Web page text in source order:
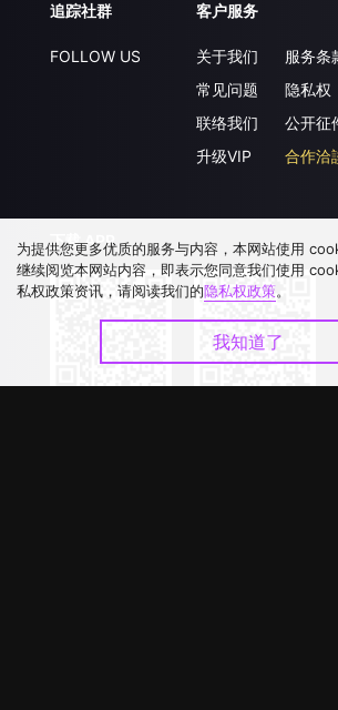
追踪社群
FOLLOW US
客户服务
关于我们
常见问题
联络我们
升级VIP
服务条
隐私权
公开征
合作洽
下载 APP
为提供您更多优质的服务与内容，本网站使用
继续阅览本网站内容，即表示您同意我们使用
私权政策资讯，请阅读我们的隐私权政策。
我知道了